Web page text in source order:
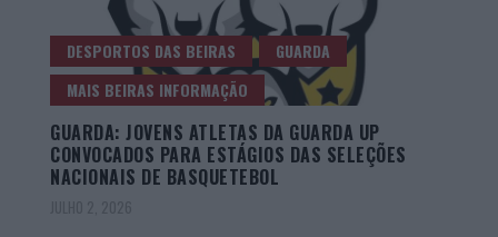
DESPORTOS DAS BEIRAS
GUARDA
MAIS BEIRAS INFORMAÇÃO
GUARDA: JOVENS ATLETAS DA GUARDA UP
CONVOCADOS PARA ESTÁGIOS DAS SELEÇÕES
NACIONAIS DE BASQUETEBOL